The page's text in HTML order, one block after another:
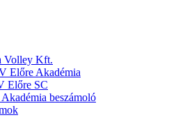
Volley Kft.
Előre Akadémia
Előre SC
beszámoló